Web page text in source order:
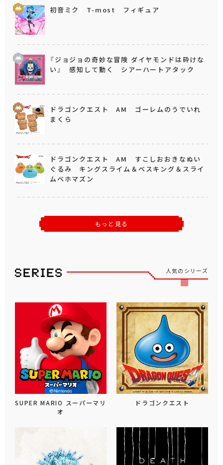
初音ミク T-most フィギュア
『ジョジョの奇妙な冒険 ダイヤモンドは砕けな
い』 感知して動く シアーハートアタック
ドラゴンクエスト AM ゴーレムのうでいれ
まくら
ドラゴンクエスト AM すこしおおきなぬい
ぐるみ キングスライム＆ベスキング＆スライ
ムベホマズン
もっと見る
人気のシリーズ
SUPER MARIO スーパーマリ
オ
ドラゴンクエスト